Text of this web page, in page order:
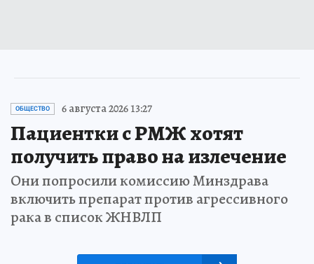
ОБЩЕСТВО 6 августа 2026 13:27
Пациентки с РМЖ хотят
получить право на излечение
Они попросили комиссию Минздрава
включить препарат против агрессивного
рака в список ЖНВЛП